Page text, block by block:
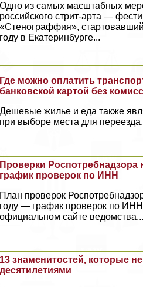
Одно из самых масштабных
российского стрит-арта —
«Стенограффия»,
году в Екатеринбурге...
Где можно оплатить
банковской картой без
Дешевые жилье и еда также
при выборе места для
Проверки Роспотребнадзора
график проверок по ИНН
План проверок
году — график проверок по
официальном сайте ведомства...
13 знаменитостей, которые
десятилетиями